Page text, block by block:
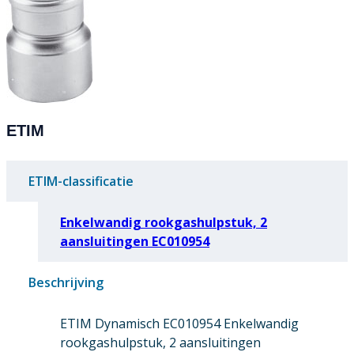
ETIM
ETIM-classificatie
Enkelwandig rookgashulpstuk, 2
aansluitingen EC010954
Beschrijving
ETIM Dynamisch EC010954 Enkelwandig
rookgashulpstuk, 2 aansluitingen